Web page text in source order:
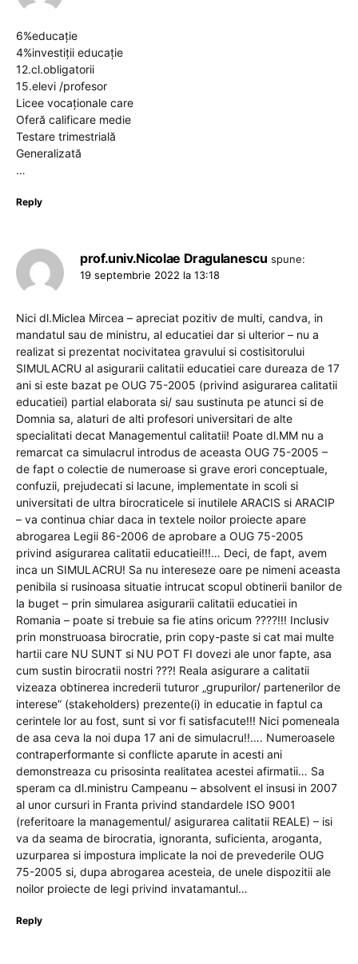
6%educație
4%investiții educație
12.cl.obligatorii
15.elevi /profesor
Licee vocaționale care
Oferă calificare medie
Testare trimestrială
Generalizată
…
Reply
prof.univ.Nicolae Dragulanescu spune:
19 septembrie 2022 la 13:18
Nici dl.Miclea Mircea – apreciat pozitiv de multi, candva, in
mandatul sau de ministru, al educatiei dar si ulterior – nu a
realizat si prezentat nocivitatea gravului si costisitorului
SIMULACRU al asigurarii calitatii educatiei care dureaza de 17
ani si este bazat pe OUG 75-2005 (privind asigurarea calitatii
educatiei) partial elaborata si/ sau sustinuta pe atunci si de
Domnia sa, alaturi de alti profesori universitari de alte
specialitati decat Managementul calitatii! Poate dl.MM nu a
remarcat ca simulacrul introdus de aceasta OUG 75-2005 –
de fapt o colectie de numeroase si grave erori conceptuale,
confuzii, prejudecati si lacune, implementate in scoli si
universitati de ultra birocraticele si inutilele ARACIS si ARACIP
– va continua chiar daca in textele noilor proiecte apare
abrogarea Legii 86-2006 de aprobare a OUG 75-2005
privind asigurarea calitatii educatiei!!!… Deci, de fapt, avem
inca un SIMULACRU! Sa nu intereseze oare pe nimeni aceasta
penibila si rusinoasa situatie intrucat scopul obtinerii banilor de
la buget – prin simularea asigurarii calitatii educatiei in
Romania – poate si trebuie sa fie atins oricum ????!!! Inclusiv
prin monstruoasa birocratie, prin copy-paste si cat mai multe
hartii care NU SUNT si NU POT FI dovezi ale unor fapte, asa
cum sustin birocratii nostri ???! Reala asigurare a calitatii
vizeaza obtinerea increderii tuturor „grupurilor/ partenerilor de
interese” (stakeholders) prezente(i) in educatie in faptul ca
cerintele lor au fost, sunt si vor fi satisfacute!!! Nici pomeneala
de asa ceva la noi dupa 17 ani de simulacru!!…. Numeroasele
contraperformante si conflicte aparute in acesti ani
demonstreaza cu prisosinta realitatea acestei afirmatii… Sa
speram ca dl.ministru Campeanu – absolvent el insusi in 2007
al unor cursuri in Franta privind standardele ISO 9001
(referitoare la managementul/ asigurarea calitatii REALE) – isi
va da seama de birocratia, ignoranta, suficienta, aroganta,
uzurparea si impostura implicate la noi de prevederile OUG
75-2005 si, dupa abrogarea acesteia, de unele dispozitii ale
noilor proiecte de legi privind invatamantul…
Reply